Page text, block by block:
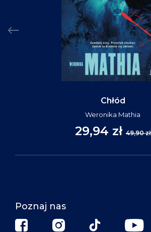
Chłód
Weronika Mathia
29,94 zł 49,90 zł
Poznaj nas